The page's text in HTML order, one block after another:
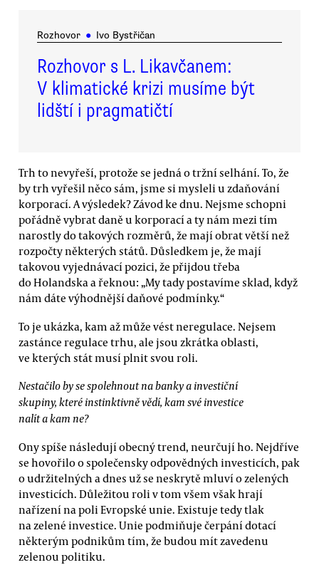
Rozhovor ● Ivo Bystřičan
Rozhovor s L. Likavčanem:
V klimatické krizi musíme být
lidští i pragmatičtí
Trh to nevyřeší, protože se jedná o tržní selhání. To, že
by trh vyřešil něco sám, jsme si mysleli u zdaňování
korporací. A výsledek? Závod ke dnu. Nejsme schopni
pořádně vybrat daně u korporací a ty nám mezi tím
narostly do takových rozměrů, že mají obrat větší než
rozpočty některých států. Důsledkem je, že mají
takovou vyjednávací pozici, že přijdou třeba
do Holandska a řeknou: „My tady postavíme sklad, když
nám dáte výhodnější daňové podmínky.“
To je ukázka, kam až může vést neregulace. Nejsem
zastánce regulace trhu, ale jsou zkrátka oblasti,
ve kterých stát musí plnit svou roli.
Nestačilo by se spolehnout na banky a investiční
skupiny, které instinktivně vědí, kam své investice
nalít a kam ne?
Ony spíše následují obecný trend, neurčují ho. Nejdříve
se hovořilo o společensky odpovědných investicích, pak
o udržitelných a dnes už se neskrytě mluví o zelených
investicích. Důležitou roli v tom všem však hrají
nařízení na poli Evropské unie. Existuje tedy tlak
na zelené investice. Unie podmiňuje čerpání dotací
některým podnikům tím, že budou mít zavedenu
zelenou politiku.